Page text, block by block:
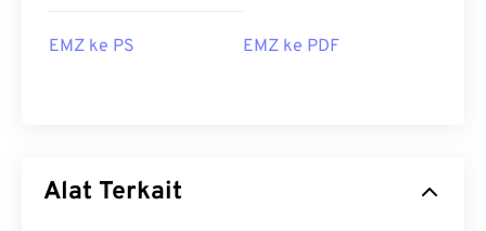
EMZ ke PS EMZ ke PDF
Alat Terkait